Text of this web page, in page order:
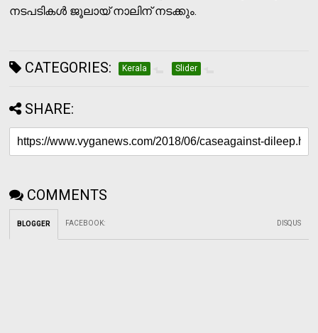
നടപടികള്‍ ജൂലായ് നാലിന് നടക്കും.
CATEGORIES: Kerala Slider
SHARE:
COMMENTS
BLOGGER FACEBOOK: DISQUS